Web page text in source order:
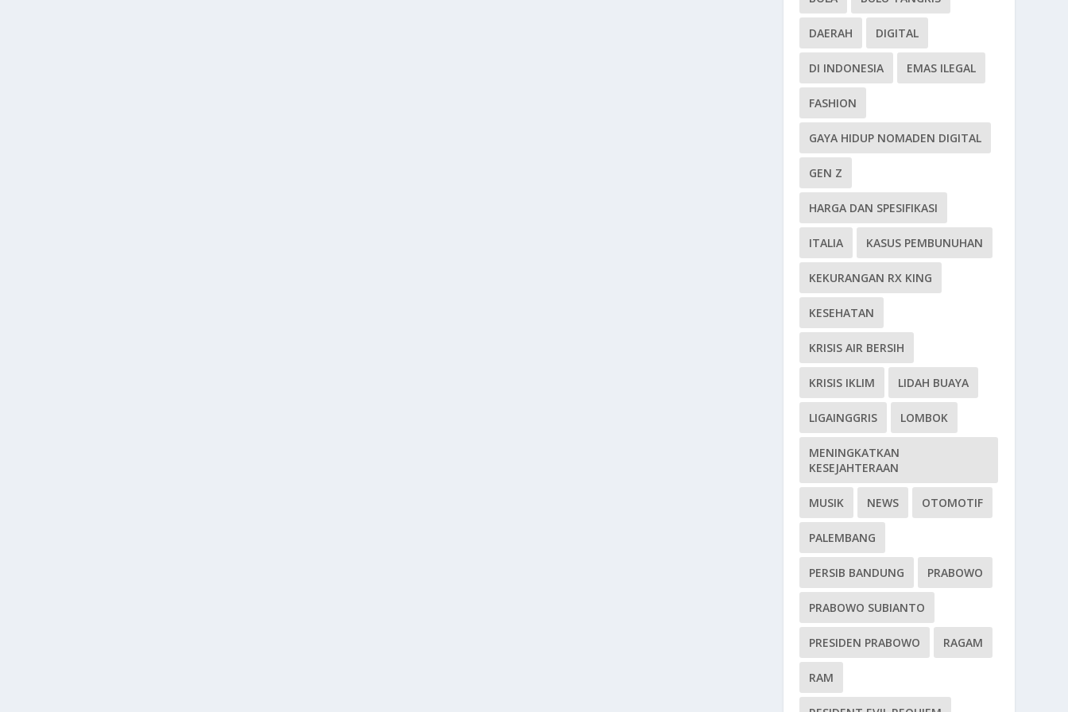
DAERAH DIGITAL
DI INDONESIA EMAS ILEGAL
FASHION
GAYA HIDUP NOMADEN DIGITAL
GEN Z
HARGA DAN SPESIFIKASI
ITALIA KASUS PEMBUNUHAN
KEKURANGAN RX KING
KESEHATAN
KRISIS AIR BERSIH
KRISIS IKLIM LIDAH BUAYA
LIGAINGGRIS LOMBOK
MENINGKATKAN
KESEJAHTERAAN
MUSIK NEWS OTOMOTIF
PALEMBANG
PERSIB BANDUNG PRABOWO
PRABOWO SUBIANTO
PRESIDEN PRABOWO RAGAM
RAM